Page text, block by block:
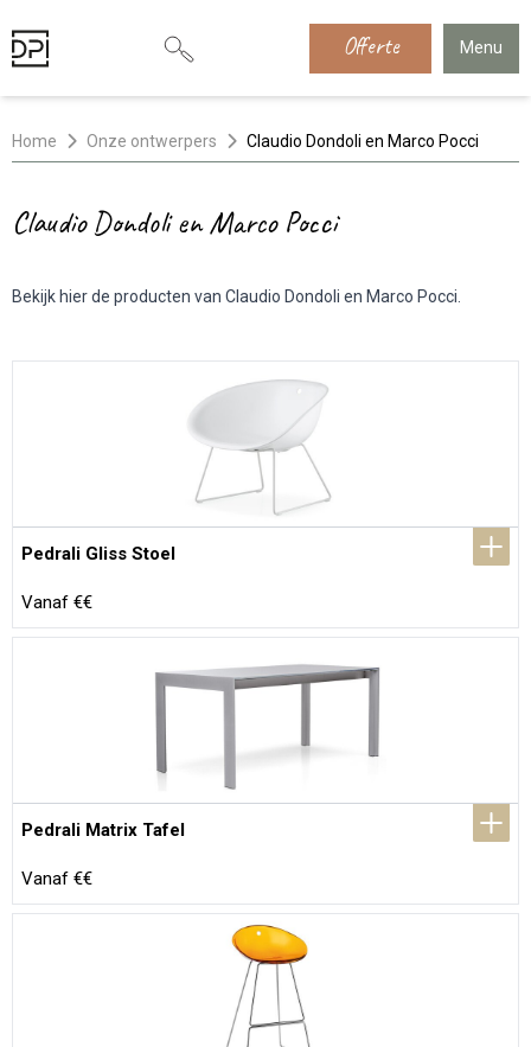
Offerte Menu
Home Onze ontwerpers Claudio Dondoli en Marco Pocci
Claudio Dondoli en Marco Pocci
Bekijk hier de producten van Claudio Dondoli en Marco Pocci.
Pedrali Gliss Stoel
Vanaf €€
Pedrali Matrix Tafel
Vanaf €€